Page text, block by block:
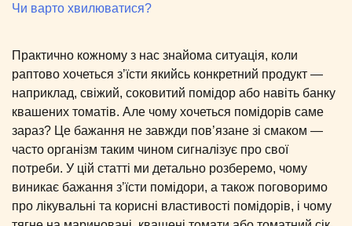
Чи варто хвилюватися?
Практично кожному з нас знайома ситуація, коли
раптово хочеться з’їсти якийсь конкретний продукт —
наприклад, свіжий, соковитий помідор або навіть банку
квашених томатів. Але чому хочеться помідорів саме
зараз? Це бажання не завжди пов’язане зі смаком —
часто організм таким чином сигналізує про свої
потреби. У цій статті ми детально розберемо, чому
виникає бажання з’їсти помідори, а також поговоримо
про лікувальні та корисні властивості помідорів, і чому